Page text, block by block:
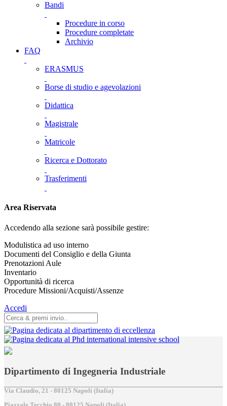
Bandi
Procedure in corso
Procedure completate
Archivio
FAQ
ERASMUS
Borse di studio e agevolazioni
Didattica
Magistrale
Matricole
Ricerca e Dottorato
Trasferimenti
Area Riservata
Accedendo alla sezione sarà possibile gestire:
Modulistica ad uso interno
Documenti del Consiglio e della Giunta
Prenotazioni Aule
Inventario
Opportunità di ricerca
Procedure Missioni/Acquisti/Assenze
Accedi
Dipartimento di Ingegneria Industriale
Via Claudio, 21 - 80125 Napoli (Italia)